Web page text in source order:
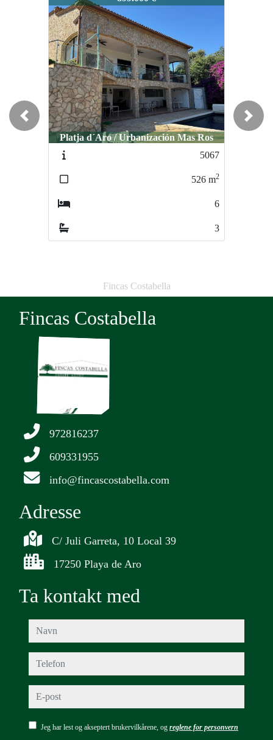
Platja d´Aro / Urbanización Mas Ros
5067
526m 2
Platja d´Aro / Centro
Previous Next
Fincas Costabella
Fincas Costabella
972816237
609331955
info@fincascostabella.com
Adresse
C/ Juli Garreta, 10 Local 39
17250 Playa de Aro
Ta kontakt med
navn
telefon
e-post
Jeg har lest og akseptert brukervilkårene, og reglene for personvern